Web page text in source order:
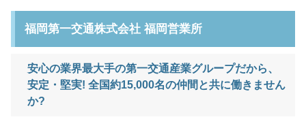
福岡第一交通株式会社 福岡営業所
安心の業界最大手の第一交通産業グループだから、
安定・堅実! 全国約15,000名の仲間と共に働きません
か?